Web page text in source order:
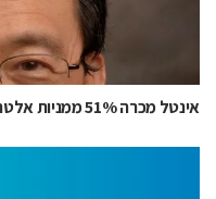
אינטל מכרה 51% ממניות אלטרה לקרן ההשקעות סילבר לייק